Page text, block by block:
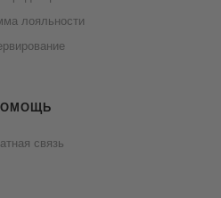
лояльности
связь